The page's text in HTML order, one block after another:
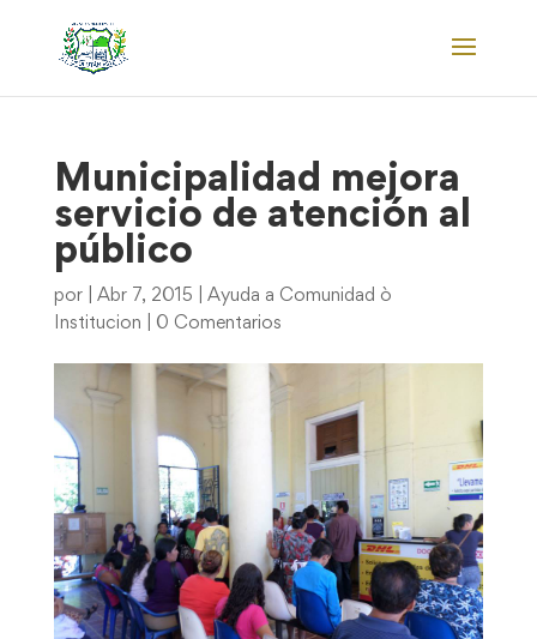
Municipalidad mejora
servicio de atención al
público
por Abr 7, 2015
Ayuda a Comunidad ò
Institucion
0 Comentarios